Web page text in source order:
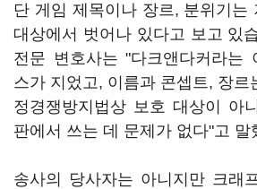
단 게임 제목이나 장르, 분위기는
대상에서 벗어나 있다고 보고 있
전문 변호사는 "다크앤다커라는
스가 지었고, 이름과 콘셉트, 장르
정경쟁방지법상 보호 대상이 아
판에서 쓰는 데 문제가 없다"고 말
송사의 당사자는 아니지만 크래